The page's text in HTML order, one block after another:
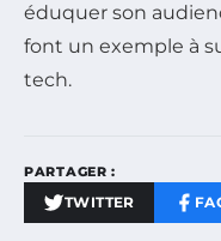
éduquer son
font un exemple à
tech.
PARTAGER :
TWITTER